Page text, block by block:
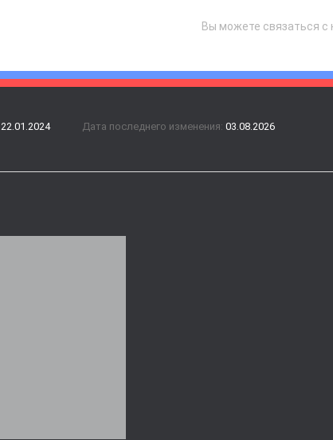
Вы можете связаться
22.01.2024 Дата последнего изменения: 03.08.2026